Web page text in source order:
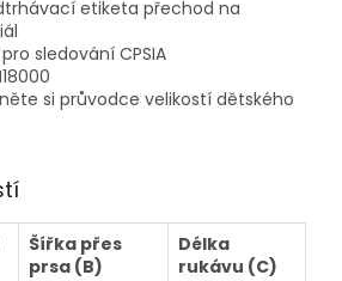
etiketa přechod na
sledování CPSIA
si průvodce velikostí dětského
Šířka přes
prsa (B)
Délka
rukávu (C)